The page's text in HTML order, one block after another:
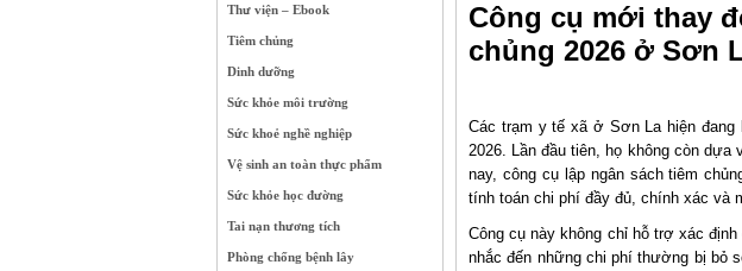
Thư viện – Ebook
Tiêm chủng
Dinh dưỡng
Sức khỏe môi trường
Sức khoẻ nghề nghiệp
Vệ sinh an toàn thực phẩm
Sức khỏe học đường
Tai nạn thương tích
Phòng chống bệnh lây
Công cụ mới thay
chủng 2026 ở Sơn
Các trạm y tế xã ở Sơn La hiện đang
2026. Lần đầu tiên, họ không còn
nay, công cụ lập ngân sách tiêm
tính toán chi phí đầy đủ, chính xác và
Công cụ này không chỉ hỗ trợ xác
nhắc đến những chi phí thường bị bỏ